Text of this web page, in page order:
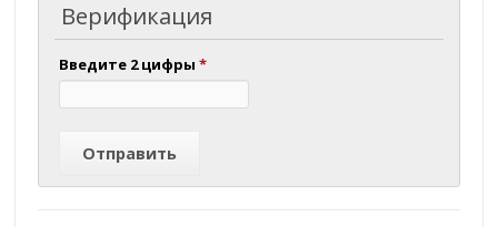
Верификация
Введите 2 цифры *